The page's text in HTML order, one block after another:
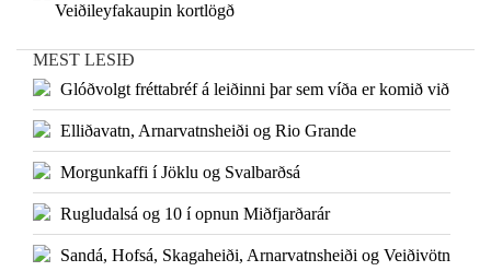
Veiðileyfakaupin kortlögð
MEST LESIÐ
Glóðvolgt fréttabréf á leiðinni þar sem víða er komið við
Elliðavatn, Arnarvatnsheiði og Rio Grande
Morgunkaffi í Jöklu og Svalbarðsá
Rugludalsá og 10 í opnun Miðfjarðarár
Sandá, Hofsá, Skagaheiði, Arnarvatnsheiði og Veiðivötn